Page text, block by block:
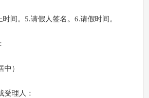
时间。5.请假人签名。6.请假时间。
中）
受理人：